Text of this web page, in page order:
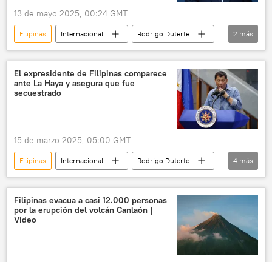
13 de mayo 2025, 00:24 GMT
Filipinas Internacional
Rodrigo Duterte
Corte Penal Internacional (CPI)
detención
2 más
El expresidente de Filipinas comparece
ante La Haya y asegura que fue
secuestrado
15 de marzo 2025, 05:00 GMT
Filipinas Internacional
Rodrigo Duterte
política
seguridad
La Haya
Corte Penal Internacional (CPI)
4 más
Filipinas evacua a casi 12.000 personas
por la erupción del volcán Canlaón |
Video